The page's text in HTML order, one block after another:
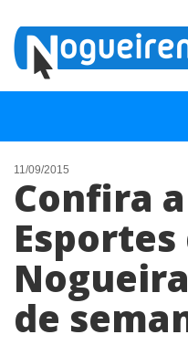
NOTÍCIAS
LISTA DIGITAL
TELEFONES ÚTEIS
QUEM SOMOS
CONTATO
11/09/2015
Confira
de